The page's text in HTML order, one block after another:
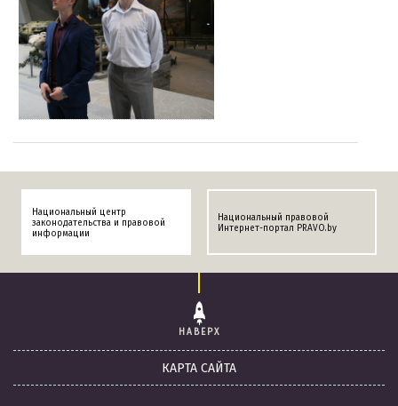
Национальный центр
законодательства и правовой
информации
Национальный правовой
Интернет-портал PRAVO.by
НАВЕРХ
КАРТА САЙТА